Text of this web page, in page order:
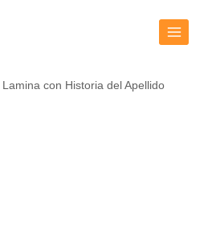
Lamina con Historia del Apellido